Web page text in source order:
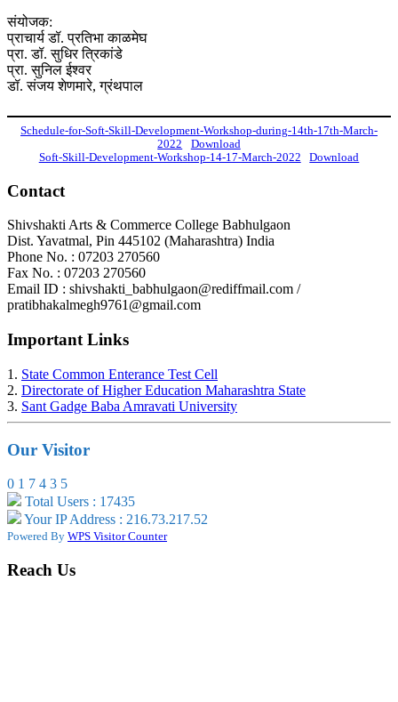
संयोजक:
प्राचार्य डॉ. प्रतिभा काळमेघ
प्रा. डॉ. सुधिर त्रिकांडे
प्रा. सुनिल ईश्वर
डॉ. संजय शेणमारे, ग्रंथपाल
Schedule-for-Soft-Skill-Development-Workshop-during-14th-17th-March-
2022
Download
Soft-Skill-Development-Workshop-14-17-March-2022
Download
Contact
Shivshakti Arts & Commerce College Babhulgaon
Dist. Yavatmal, Pin 445102 (Maharashtra) India
Phone No. : 07203 270560
Fax No. : 07203 270560
Email ID : shivshakti_babhulgaon@rediffmail.com /
pratibhakalmegh9761@gmail.com
Important Links
1. State Common Enterance Test Cell
2. Directorate of Higher Education Maharashtra State
3. Sant Gadge Baba Amravati University
Our Visitor
0 1 7 4 3 5
Total Users : 17435
Your IP Address : 216.73.217.52
Powered By WPS Visitor Counter
Reach Us